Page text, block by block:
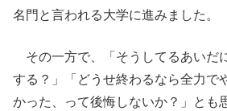
名門と言われる大学に進みました。
その一方で、「そうしてるあいだ
する？」「どうせ終わるなら全力で
かった、って後悔しないか？」とも